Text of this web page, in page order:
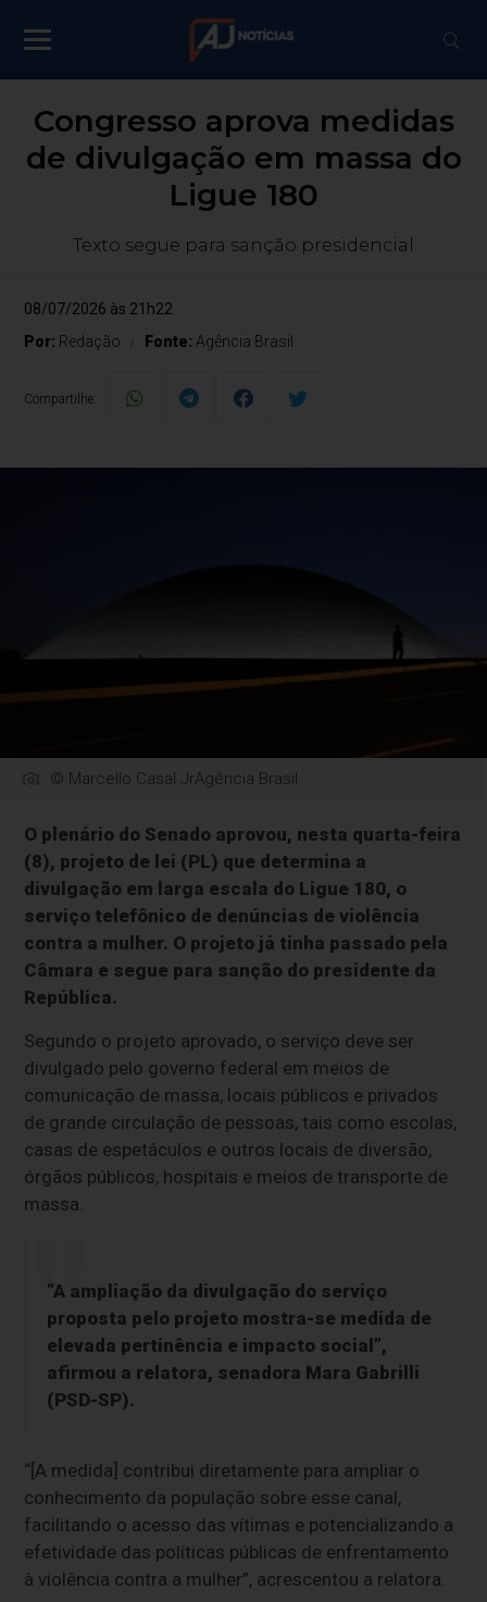
Congresso aprova medidas
de divulgação em massa do
Ligue 180
Texto segue para sanção presidencial
08/07/2026 às 21h22
Por: Redação Fonte: Agência Brasil
Compartilhe:
© Marcello Casal JrAgência Brasil
O plenário do Senado aprovou, nesta quarta-feira
(8), projeto de lei (PL) que determina a
divulgação em larga escala do Ligue 180, o
serviço telefônico de denúncias de violência
contra a mulher. O projeto já tinha passado pela
Câmara e segue para sanção do presidente da
República.
Segundo o projeto aprovado, o serviço deve ser
divulgado pelo governo federal em meios de
comunicação de massa, locais públicos e privados
de grande circulação de pessoas, tais como escolas,
casas de espetáculos e outros locais de diversão,
órgãos públicos, hospitais e meios de transporte de
massa.
“A ampliação da divulgação do serviço
proposta pelo projeto mostra-se medida de
elevada pertinência e impacto social”,
afirmou a relatora, senadora Mara Gabrilli
(PSD-SP).
“[A medida] contribui diretamente para ampliar o
conhecimento da população sobre esse canal,
facilitando o acesso das vítimas e potencializando a
efetividade das políticas públicas de enfrentamento
à violência contra a mulher”, acrescentou a relatora.